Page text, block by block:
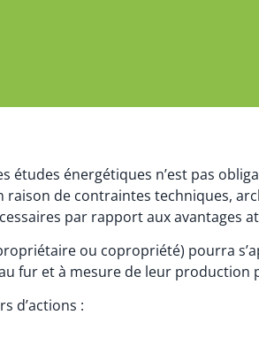
études énergétiques n’est pas
de contraintes techniques,
par rapport aux avantages
ou copropriété) pourra
fur et à mesure de leur
d’actions :